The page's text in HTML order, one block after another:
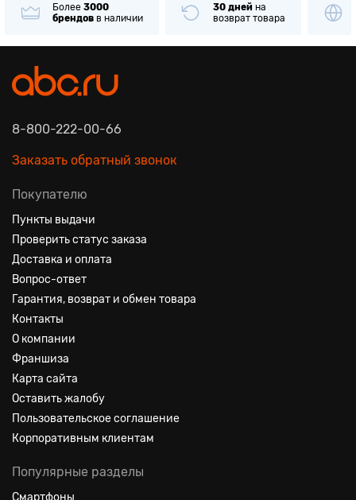
Более 3000
брендов в наличии
30 дней на
возврат товара
8-800-222-00-66
Заказать обратный звонок
Покупателю
Пункты выдачи
Проверить статус заказа
Доставка и оплата
Вопрос-ответ
Гарантия, возврат и обмен товара
Контакты
О компании
Франшиза
Карта сайта
Оставить жалобу
Пользовательское соглашение
Корпоративным клиентам
Популярные разделы
Смартфоны